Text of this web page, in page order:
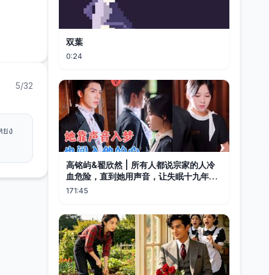
5/32
ง
双葉
0:24
高铭屿&翟欣然 | 所有人都说宗家的人冷
血危险，直到她用声音，让失眠十九年的
男人第一次安睡，自己也渐渐成为那个男
171:45